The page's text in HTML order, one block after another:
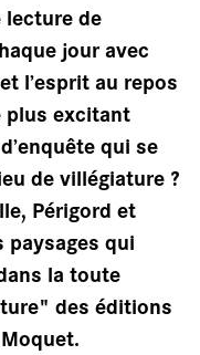
lecture de
jour avec
l’esprit au repos
plus excitant
qui se
de villégiature ?
Périgord et
paysages qui
la toute
des éditions